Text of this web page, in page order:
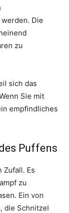
Die
zu
sich das
Sie mit
empfindliches
Puffens
Zufall. Es
zu
Ein von
die Schnitzel